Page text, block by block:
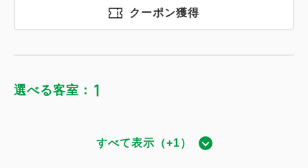
クーポン獲得
選べる客室： 1
すべて表示（+1）